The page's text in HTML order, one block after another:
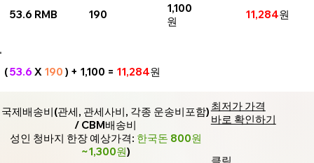
53.6 RMB
(53.6 X 190 ) + 1,100 = 11,284원
1,100
원
190 11,284원
국제배송비(관세, 관세사비, 각종 운송비포함)
/ CBM배송비
성인 청바지 한장 예상가격: 한국돈 800원
~1,300원)
최저가 가격
바로 확인하기